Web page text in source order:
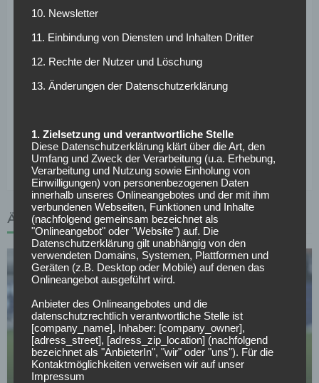
Trotzdem bleibt der Offensivspieler optimistisch: „Wir
unserer ersten Bundesliga-Saison. Dann können wir
wirklich gefährlich werden.“ Im Meisterkampf erwartet
werden am Ende oben stehen, da bin ich mir absolut sicher“,
strotzt der Däne nur so voll Selbstbewusstsein.
ÄHNLICHE ARTIKEL
BUNDESLIGA
Baku blüht bei RB Leipzig auf – Vertragsklausel
sorgt für Planungssicherheit
10. Newsletter
11. Einbindung von Diensten und Inhalten Dritter
12. Rechte der Nutzer und Löschung
13. Änderungen der Datenschutzerklärung
1. Zielsetzung und verantwortliche Stelle
Diese Datenschutzerklärung klärt über die Art, den
Umfang und Zweck der Verarbeitung (u.a. Erhebung,
Verarbeitung und Nutzung sowie Einholung von
Einwilligungen) von personenbezogenen Daten
innerhalb unseres Onlineangebotes und der mit ihm
verbundenen Webseiten, Funktionen und Inhalte
(nachfolgend gemeinsam bezeichnet als
"Onlineangebot" oder "Website") auf. Die
Datenschutzerklärung gilt unabhängig von den
verwendeten Domains, Systemen, Plattformen und
Geräten (z.B. Desktop oder Mobile) auf denen das
Onlineangebot ausgeführt wird.
Anbieter des Onlineangebotes und die
datenschutzrechtlich verantwortliche Stelle ist
[company_name], Inhaber: [company_owner],
[adress_street], [adress_zip_location] (nachfolgend
bezeichnet als "AnbieterIn", "wir" oder "uns"). Für die
Kontaktmöglichkeiten verweisen wir auf unser
Impressum